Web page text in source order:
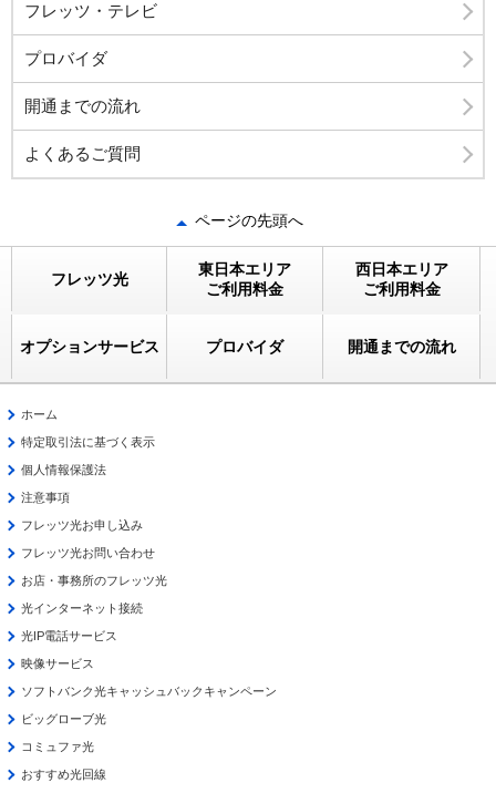
フレッツ・テレビ
プロバイダ
開通までの流れ
よくあるご質問
ページの先頭へ
フレッツ光
東日本エリア
ご利用料金
西日本エリア
ご利用料金
オプションサービス プロバイダ 開通までの流れ
ホーム
特定取引法に基づく表示
個人情報保護法
注意事項
フレッツ光お申し込み
フレッツ光お問い合わせ
お店・事務所のフレッツ光
光インターネット接続
光IP電話サービス
映像サービス
ソフトバンク光キャッシュバックキャンペーン
ビッグローブ光
コミュファ光
おすすめ光回線